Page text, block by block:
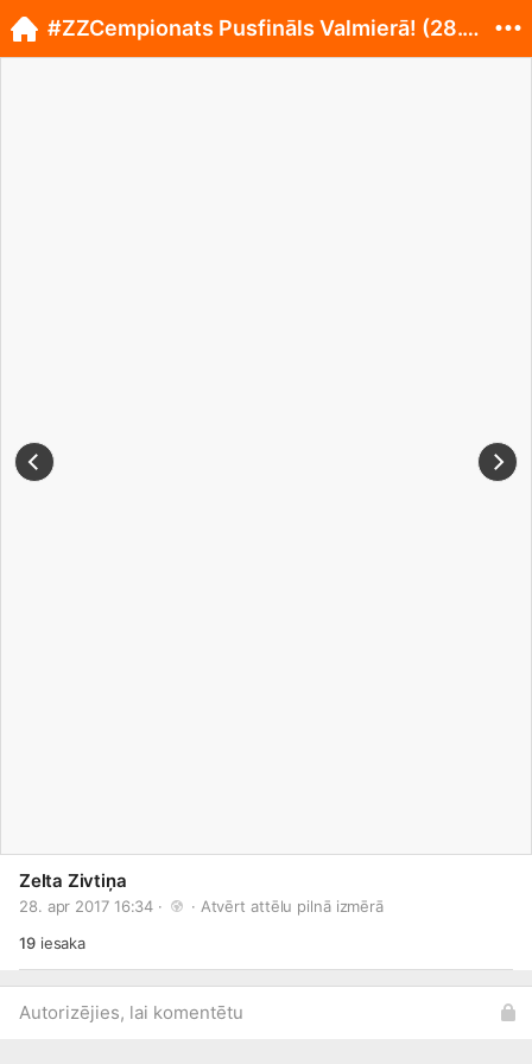
Zelta Zivtiņa
28. apr 2017 16:34 · · Atvērt attēlu pilnā izmērā
19iesaka
Autorizējies, lai komentētu
#ZZCempionats Pusfināls Valmierā! (28.04.)